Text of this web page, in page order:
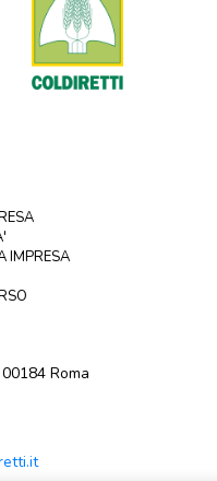
IMPRESA
Roma